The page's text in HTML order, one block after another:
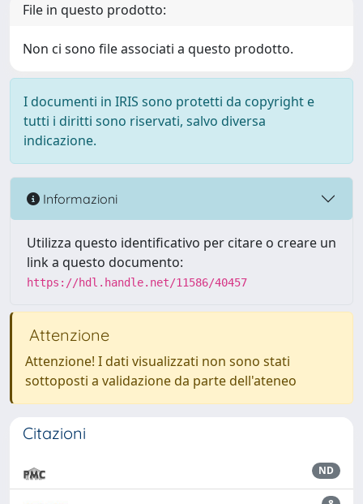
File in questo prodotto:
Non ci sono file associati a questo prodotto.
I documenti in IRIS sono protetti da copyright e
tutti i diritti sono riservati, salvo diversa
indicazione.
Informazioni
Utilizza questo identificativo per citare o creare un
link a questo documento:
https://hdl.handle.net/11586/40457
Attenzione
Attenzione! I dati visualizzati non sono stati
sottoposti a validazione da parte dell'ateneo
Citazioni
ND